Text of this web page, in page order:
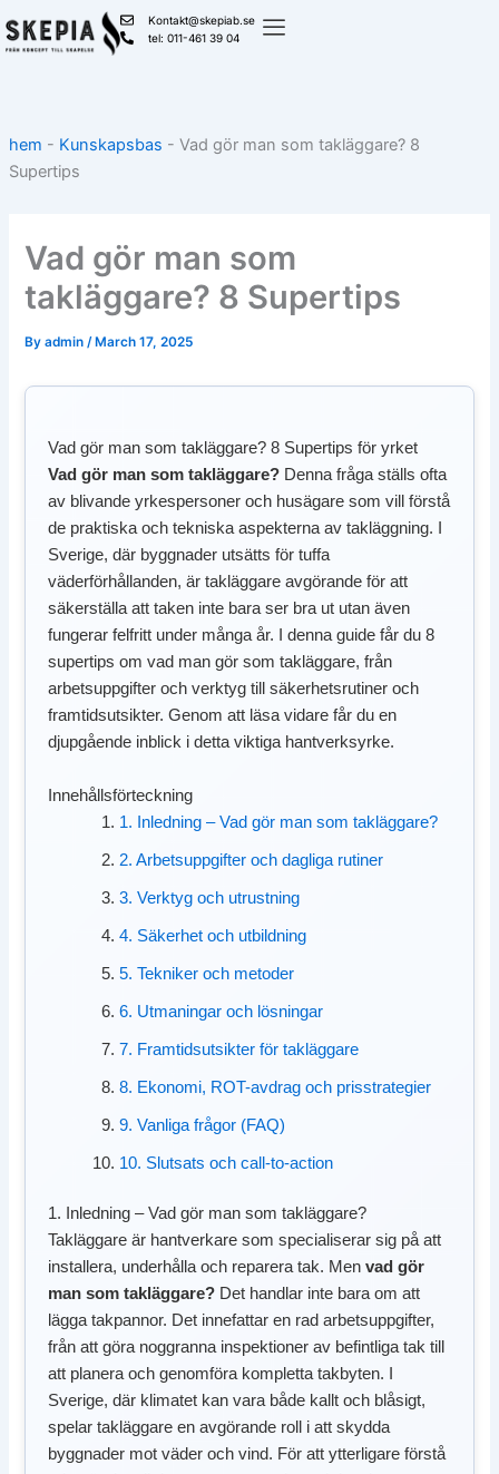
to
Kontakt@skepiab.se
tel: 011-461 39 04
hem - Kunskapsbas - Vad gör man som takläggare? 8
Supertips
Vad gör man som
takläggare? 8 Supertips
Byadmin/March 17, 2025
Vad gör man som takläggare? 8 Supertips för yrket
Vad gör man som takläggare? Denna fråga ställs ofta
av blivande yrkespersoner och husägare som vill förstå
de praktiska och tekniska aspekterna av takläggning. I
Sverige, där byggnader utsätts för tuffa
väderförhållanden, är takläggare avgörande för att
säkerställa att taken inte bara ser bra ut utan även
fungerar felfritt under många år. I denna guide får du 8
supertips om vad man gör som takläggare, från
arbetsuppgifter och verktyg till säkerhetsrutiner och
framtidsutsikter. Genom att läsa vidare får du en
djupgående inblick i detta viktiga hantverksyrke.
Innehållsförteckning
1. Inledning – Vad gör man som takläggare?
2. Arbetsuppgifter och dagliga rutiner
3. Verktyg och utrustning
4. Säkerhet och utbildning
5. Tekniker och metoder
6. Utmaningar och lösningar
7. Framtidsutsikter för takläggare
8. Ekonomi, ROT-avdrag och prisstrategier
9. Vanliga frågor (FAQ)
10. Slutsats och call-to-action
1. Inledning – Vad gör man som takläggare?
Takläggare är hantverkare som specialiserar sig på att
installera, underhålla och reparera tak. Menvad gör
man som takläggare? Det handlar inte bara om att
lägga takpannor. Det innefattar en rad arbetsuppgifter,
från att göra noggranna inspektioner av befintliga tak till
att planera och genomföra kompletta takbyten. I
Sverige, där klimatet kan vara både kallt och blåsigt,
spelar takläggare en avgörande roll i att skydda
byggnader mot väder och vind. För att ytterligare förstå